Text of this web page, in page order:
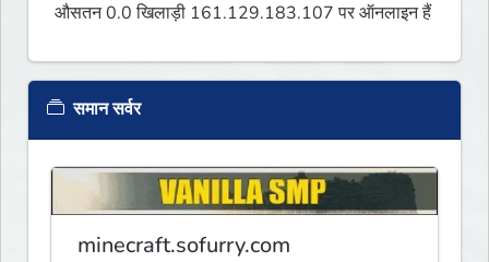
औसतन 0.0 खिलाड़ी 161.129.183.107 पर ऑनलाइन हैं
समान सर्वर
minecraft.sofurry.com